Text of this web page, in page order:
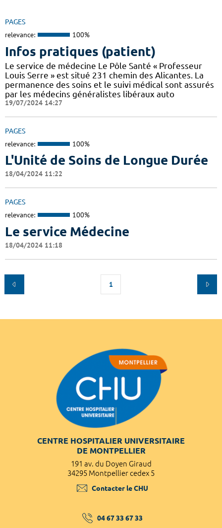
PAGES
relevance: 100%
Infos pratiques (patient)
Le service de médecine Le Pôle Santé « Professeur
Louis Serre » est situé 231 chemin des Alicantes. La
permanence des soins et le suivi médical sont assurés
par les médecins généralistes libéraux auto
19/07/2024 14:27
PAGES
relevance: 100%
L'Unité de Soins de Longue Durée
18/04/2024 11:22
PAGES
relevance: 100%
Le service Médecine
18/04/2024 11:18
1
CENTRE HOSPITALIER UNIVERSITAIRE
DE MONTPELLIER
191 av. du Doyen Giraud
34295 Montpellier cedex 5
Contacter le CHU
04 67 33 67 33